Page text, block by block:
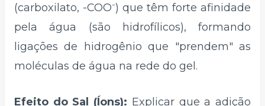
(carboxilato, -COO⁻) que têm forte afinidade
pela água (são hidrofílicos), formando
ligações de hidrogênio que "prendem" as
moléculas de água na rede do gel.
Efeito do Sal (Íons): Explicar que a adição